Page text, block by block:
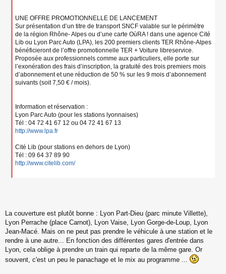
UNE OFFRE PROMOTIONNELLE DE LANCEMENT
Sur présentation d’un titre de transport SNCF valable sur le périmètre
de la région Rhône- Alpes ou d’une carte OùRA ! dans une agence Cité
Lib ou Lyon Parc Auto (LPA), les 200 premiers clients TER Rhône-Alpes
bénéficieront de l’offre promotionnelle TER + Voiture libreservice.
Proposée aux professionnels comme aux particuliers, elle porte sur
l’exonération des frais d’inscription, la gratuité des trois premiers mois
d’abonnement et une réduction de 50 % sur les 9 mois d’abonnement
suivants (soit 7,50 € / mois).
Information et réservation :
Lyon Parc Auto (pour les stations lyonnaises)
Tél : 04 72 41 67 12 ou 04 72 41 67 13
http://www.lpa.fr
Cité Lib (pour stations en dehors de Lyon)
Tél : 09 64 37 89 90
http://www.citelib.com/
La couverture est plutôt bonne : Lyon Part-Dieu (parc minute Villette),
Lyon Perrache (place Carnot), Lyon Vaise, Lyon Gorge-de-Loup, Lyon
Jean-Macé. Mais on ne peut pas prendre le véhicule à une station et le
rendre à une autre... En fonction des différentes gares d'entrée dans
Lyon, cela oblige à prendre un train qui reparte de la même gare. Or
souvent, c'est un peu le panachage et le mix au programme ...